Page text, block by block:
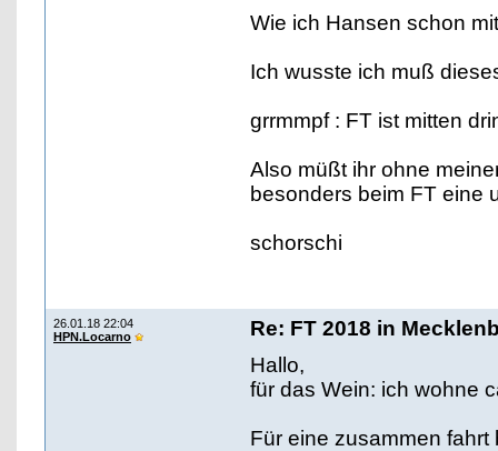
Wie ich Hansen schon
Ich wusste ich muß
grrmmpf : FT ist mitten
Also müßt ihr ohne
besonders beim FT eine
schorschi
26.01.18 22:04
HPN.Locarno
Re: FT 2018 in
Hallo,
für das Wein: ich wohne
Für eine zusammen fahrt